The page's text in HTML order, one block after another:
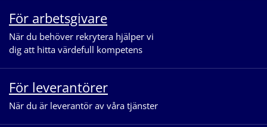
För arbetsgivare
När du behöver rekrytera hjälper vi
dig att hitta värdefull kompetens
För leverantörer
När du är leverantör av våra tjänster